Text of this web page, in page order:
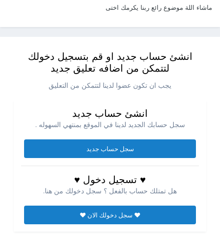
ماشاء اللة موضوع رائع ربنا يكرمك اختى
انشئ حساب جديد او قم بتسجيل دخولك
لتتمكن من اضافه تعليق جديد
يجب ان تكون عضوا لدينا لتتمكن من التعليق
انشئ حساب جديد
سجل حسابك الجديد لدينا في الموقع بمنتهي السهوله .
سجل حساب جديد
♥ تسجيل دخول ♥
هل تمتلك حساب بالفعل ؟ سجل دخولك من هنا.
♥ سجل دخولك الان ♥